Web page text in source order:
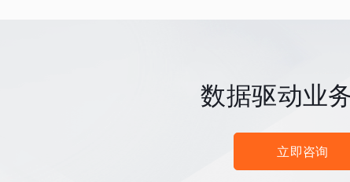
数据驱动业
立即咨询